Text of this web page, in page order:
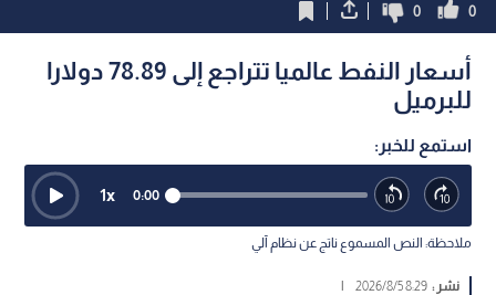
0
0
أسعار النفط عالميا تتراجع إلى 78.89 دولارا
للبرميل
استمع للخبر:
0:00
1x
ملاحظة: النص المسموع ناتج عن نظام آلي
نشر :8:29 2026/8/5
|